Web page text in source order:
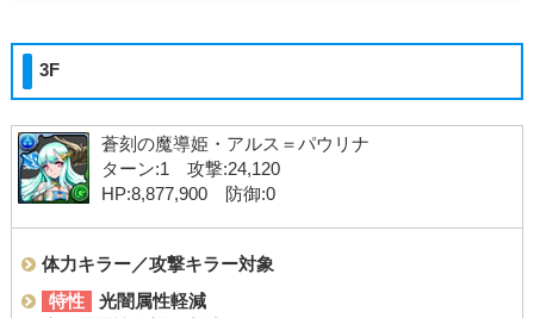
3F
蒼刻の魔導姫・アルス＝パウリナ
ターン:1 攻撃:24,120
HP:8,877,900 防御:0
体力キラー／攻撃キラー対象
特性
光闇属性軽減